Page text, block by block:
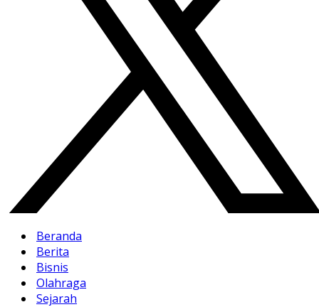
Beranda
Berita
Bisnis
Olahraga
Sejarah